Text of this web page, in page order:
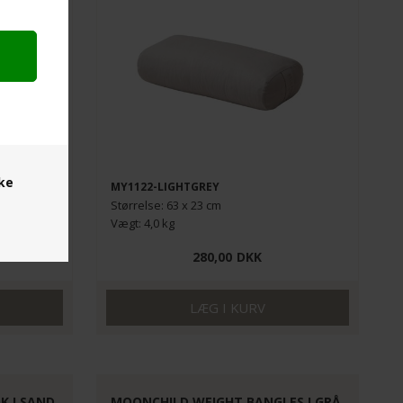
MY1122-LIGHTGREY
Størrelse: 63 x 23 cm
Vægt: 4,0 kg
280,00 DKK